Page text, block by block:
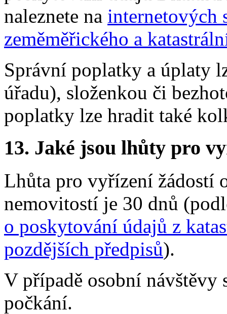
naleznete na internetových
zeměměřického a
Správní poplatky a úplaty
úřadu), složenkou či
poplatky lze hradit také
13. Jaké jsou lhůty pro
Lhůta pro vyřízení žádostí
nemovitostí je 30 dnů
o poskytování údajů z
pozdějších předpisů).
V případě osobní návštěvy
počkání.